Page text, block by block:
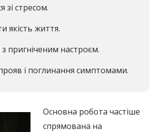
зі стресом.
якість життя.
пригніченим настроєм.
і поглинання симптомами.
Основна робота частіше
спрямована на